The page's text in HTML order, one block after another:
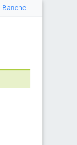
Banche